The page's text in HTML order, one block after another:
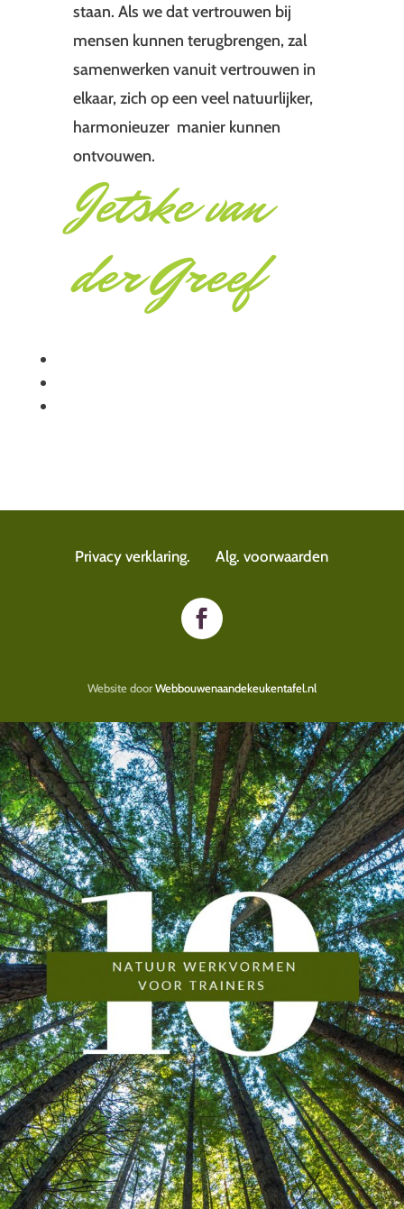
staan. Als we dat vertrouwen bij
mensen kunnen terugbrengen, zal
samenwerken vanuit vertrouwen in
elkaar, zich op een veel natuurlijker,
harmonieuzer manier kunnen
ontvouwen.
Jetske van
der Greef
Privacy verklaring. Alg. voorwaarden
Website doorWebbouwenaandekeukentafel.nl